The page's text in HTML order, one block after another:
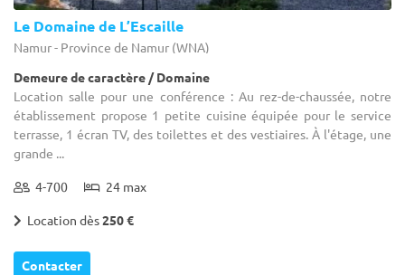
Le Domaine de L’Escaille
Namur - Province de Namur (WNA)
Demeure de caractère / Domaine
Location salle pour une conférence : Au rez-de-chaussée, notre
établissement propose 1 petite cuisine équipée pour le service
terrasse, 1 écran TV, des toilettes et des vestiaires. À l'étage, une
grande ...
4-700 24 max
Location dès250 €
Contacter